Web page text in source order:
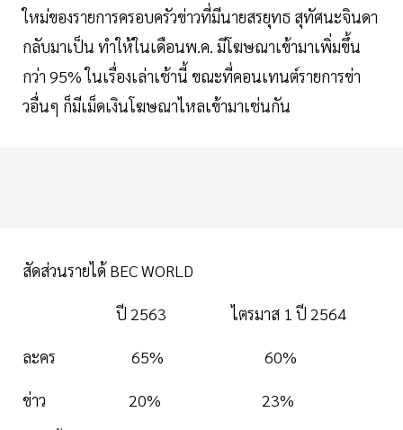
ใหม่ของรายการครอบครัวข่าวที่มีนายสรยุทธ สุทัศนะจินดา
กลับมาเป็น ทำให้ในเดือนพ.ค. มีโฆษณาเข้ามาเพิ่มขึ้น
กว่า 95% ในเรื่องเล่าเช้านี้ ขณะที่คอนเทนต์รายการข่า
วอื่นๆ ก็มีเม็ดเงินโฆษณาไหลเข้ามาเช่นกัน
สัดส่วนรายได้ BEC WORLD
ปี 2563 ไตรมาส 1 ปี 2564
ละคร 65% 60%
ข่าว 20% 23%